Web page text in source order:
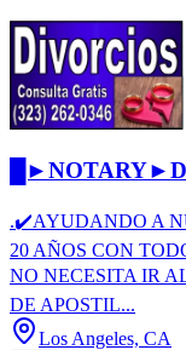
.✔️AYUDANDO A
20 AÑOS CON
NO NECESITA IR
DE APOSTIL...
Los Angeles, CA